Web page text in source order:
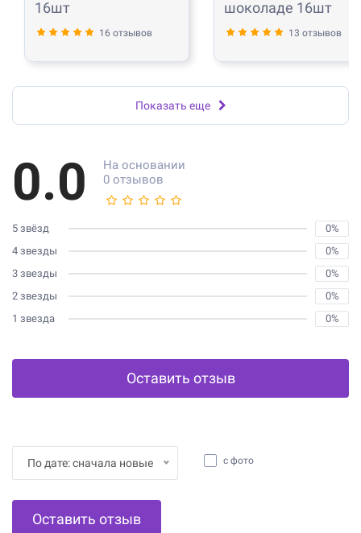
16шт
16 отзывов
шоколаде 16шт
13 отзывов
Показать еще
0.0
На основании
0 отзывов
5 звёзд
0%
4 звезды
0%
3 звезды
0%
2 звезды
0%
1 звезда
0%
Оставить отзыв
По дате: сначала новые с фото
Оставить отзыв